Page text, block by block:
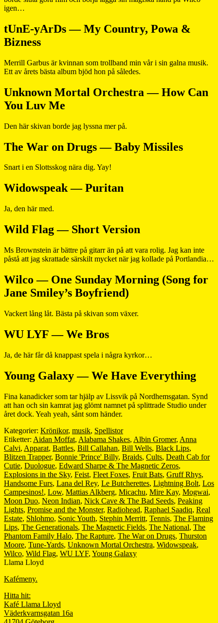
igen…
tUnE-yArDs — My Country, Powa &
Bizness
Merrill Garbus är kvinnan som trollband min vår i sin galna musik.
Ett av årets bästa album bjöd hon på således.
Unknown Mortal Orchestra — How Can
You Luv Me
Den här skivan borde jag lyssna mer på.
The War on Drugs — Baby Missiles
Snart i en Slottsskog nära dig. Yay!
Widowspeak — Puritan
Ja, den här med.
Wild Flag — Short Version
Ms Brownstein är bättre på gitarr än på att vara rolig. Jag kan inte
påstå att jag skrattade särskilt mycket när jag kollade på Portlandia…
Wilco — One Sunday Morning (Song for
Jane Smiley’s Boyfriend)
Vackert lång låt. Bästa på skivan som växer.
WU LYF — We Bros
Ja, de här får då knappast spela i några kyrkor…
Young Galaxy — We Have Everything
Fina kanadicker som tar hjälp av Lissvik på Nordhemsgatan. Synd
att han och sin kamrat jag glömt namnet på splittrade Studio under
året dock. Yeah yeah, sånt som händer.
Kategorier: Krönikor, musik, Spellistor
Etiketter: Aidan Moffat, Alabama Shakes, Albin Gromer, Anna
Calvi, Apparat, Battles, Bill Callahan, Bill Wells, Black Lips,
Blitzen Trapper, Bonnie 'Prince' Billy, Braids, Cults, Death Cab for
Cutie, Duologue, Edward Sharpe & The Magnetic Zeros,
Explosions in the Sky, Feist, Fleet Foxes, Fruit Bats, Gruff Rhys,
Handsome Furs, Lana del Rey, Le Butcherettes, Lightning Bolt, Los
Campesinos!, Low, Mattias Alkberg, Micachu, Mire Kay, Mogwai,
Moon Duo, Neon Indian, Nick Cave & The Bad Seeds, Peaking
Lights, Promise and the Monster, Radiohead, Raphael Saadiq, Real
Estate, Shlohmo, Sonic Youth, Stephin Merritt, Tennis, The Flaming
Lips, The Generationals, The Magnetic Fields, The National, The
Phantom Family Halo, The Rapture, The War on Drugs, Thurston
Moore, Tune-Yards, Unknown Mortal Orchestra, Widowspeak,
Wilco, Wild Flag, WU LYF, Young Galaxy
Llama Lloyd
Kafémeny.
Hitta hit:
Kafé Llama Lloyd
Väderkvarnsgatan 16a